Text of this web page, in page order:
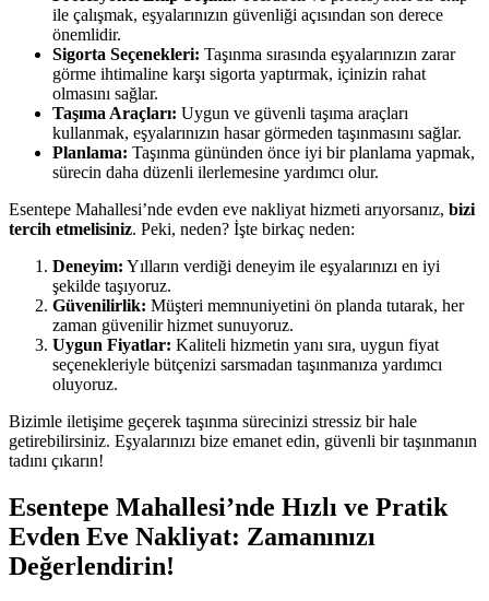
ile çalışmak, eşyalarınızın güvenliği açısından son derece
önemlidir.
Sigorta Seçenekleri: Taşınma sırasında eşyalarınızın zarar
görme ihtimaline karşı sigorta yaptırmak, içinizin rahat
olmasını sağlar.
Taşıma Araçları: Uygun ve güvenli taşıma araçları
kullanmak, eşyalarınızın hasar görmeden taşınmasını sağlar.
Planlama: Taşınma gününden önce iyi bir planlama yapmak,
sürecin daha düzenli ilerlemesine yardımcı olur.
Esentepe Mahallesi’nde evden eve nakliyat hizmeti arıyorsanız, bizi
tercih etmelisiniz. Peki, neden? İşte birkaç neden:
Deneyim: Yılların verdiği deneyim ile eşyalarınızı en iyi
şekilde taşıyoruz.
Güvenilirlik: Müşteri memnuniyetini ön planda tutarak, her
zaman güvenilir hizmet sunuyoruz.
Uygun Fiyatlar: Kaliteli hizmetin yanı sıra, uygun fiyat
seçenekleriyle bütçenizi sarsmadan taşınmanıza yardımcı
oluyoruz.
Bizimle iletişime geçerek taşınma sürecinizi stressiz bir hale
getirebilirsiniz. Eşyalarınızı bize emanet edin, güvenli bir taşınmanın
tadını çıkarın!
Esentepe Mahallesi’nde Hızlı ve Pratik
Evden Eve Nakliyat: Zamanınızı
Değerlendirin!